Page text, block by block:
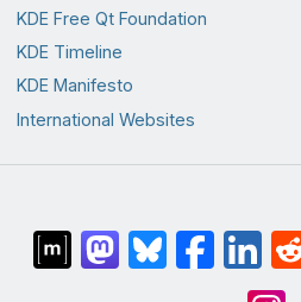
KDE Free Qt Foundation
KDE Timeline
KDE Manifesto
International Websites